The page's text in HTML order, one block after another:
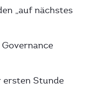
„auf nächstes
ersten Stunde